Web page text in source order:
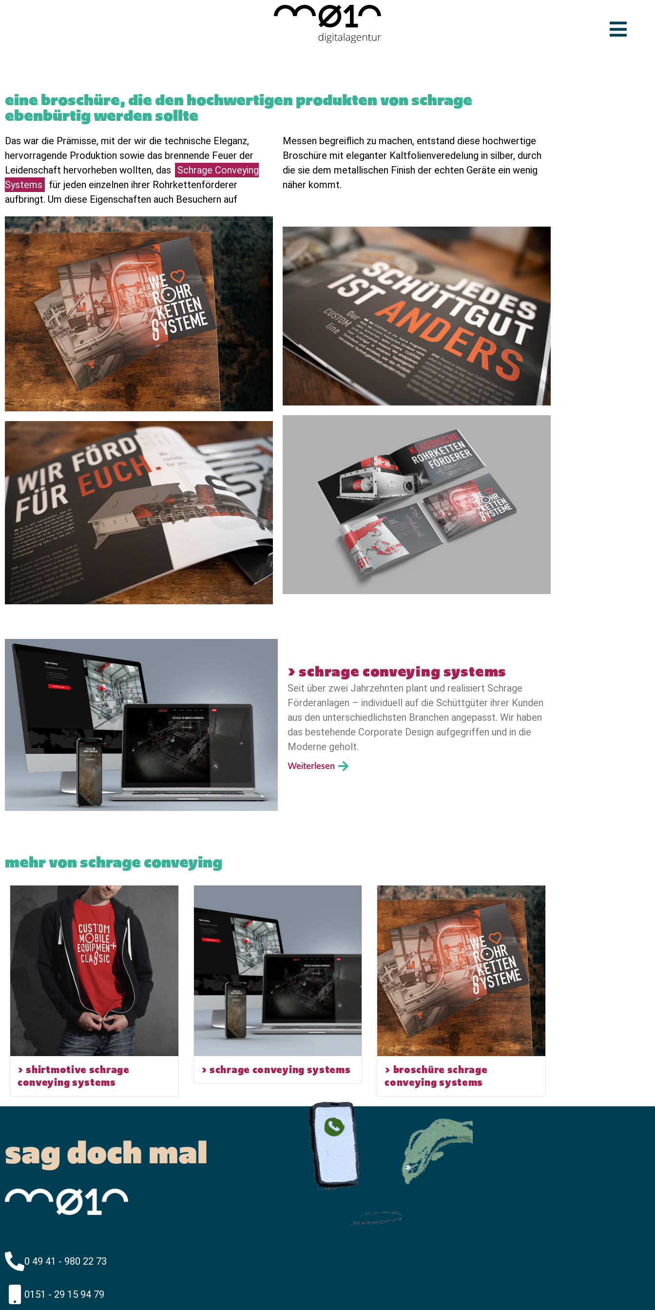
eine broschüre, die den hochwertigen produkten von schrage
ebenbürtig werden sollte
Das war die Prämisse, mit der wir die technische Eleganz,
hervorragende Produktion sowie das brennende Feuer der
Leidenschaft hervorheben wollten, das
Schrage Conveying
Systems
für jeden einzelnen ihrer Rohrkettenförderer
aufbringt. Um diese Eigenschaften auch Besuchern auf
Messen begreiflich zu machen, entstand diese hochwertige
Broschüre mit eleganter Kaltfolienveredelung in silber, durch
die sie dem metallischen Finish der echten Geräte ein wenig
näher kommt.
> schrage conveying systems
Seit über zwei Jahrzehnten plant und realisiert Schrage
Förderanlagen – individuell auf die Schüttgüter ihrer Kunden
aus den unterschiedlichsten Branchen angepasst. Wir haben
das bestehende Corporate Design aufgegriffen und in die
Moderne geholt.
Weiterlesen
mehr von schrage conveying
> shirtmotive schrage
conveying systems
> schrage conveying systems
> broschüre schrage
conveying systems
sag doch mal
0 49 41 - 980 22 73
0151 - 29 15 94 79